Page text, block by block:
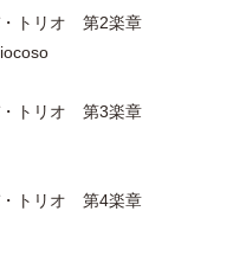
・トリオ 第2楽章
・トリオ 第3楽章
・トリオ 第4楽章